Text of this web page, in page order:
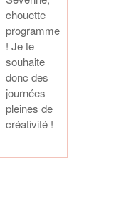
chouette
programme
! Je te
souhaite
donc des
journées
pleines de
créativité !